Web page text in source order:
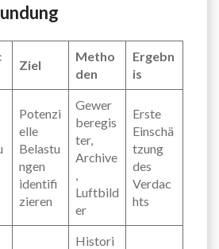
Ziel
Metho
den
Ergebn
is
Potenzi
elle
Belastu
ngen
identifi
zieren
Gewer
beregis
ter,
Archive
,
Luftbild
er
Erste
Einschä
tzung
des
Verdac
hts
Histori